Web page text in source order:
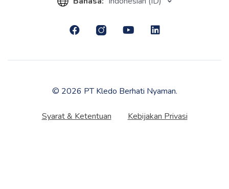
© 2026 PT Kledo Berhati Nyaman.
Syarat & Ketentuan Kebijakan Privasi